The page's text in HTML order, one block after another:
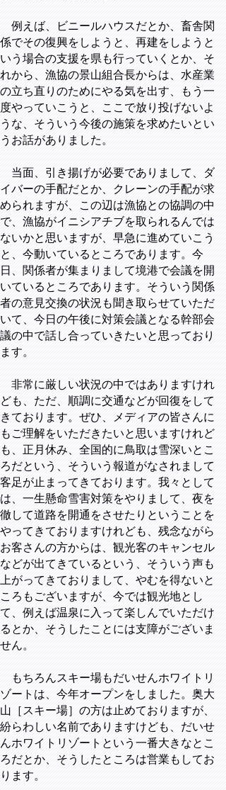
例えば、ビニールハウスだとか、畜舎関
係でその復興をしようと、再建をしようと
いう場合の支援を県も行っていくとか、そ
れから、漁協の景山組合長からは、水産業
の立ち直りのためにやる気を出す、もう一
度やっていこうと、ここで放り投げないよ
うな、そういう今後の施策を求めたいとい
うお話がありました。
当面、引き揚げが必要でありまして、ダ
イバーの手配だとか、クレーンの手配が求
められますが、この辺は漁協との協調の中
で、漁協がイニシアチブを取られるんでは
ないかと思いますが、早急に進めていこう
と、今動いているところであります。今
日、関係者が集まりまして境港で会議を開
いているところであります。そういう関係
者の意見交換の状況も聞き取らせていただ
いて、今日の午後に対策会議となる幹部会
議の中で話し合っていきたいと思っており
ます。
非常に厳しい状況の中ではありますけれ
ども、ただ、順調に交通などが回復をして
きております。ぜひ、メディアの皆さんに
もご理解をいただきたいと思いますけれど
も、正月休み、全国的に鳥取は雪深いとこ
ろだという、そういう報道がなされまして
客足が止まってきております。我々として
は、一生懸命雪害対策をやりまして、夜を
徹して道路を開通をさせたりということを
やってきておりますけれども、残念ながら
お客さんの方からは、観光客のキャンセル
などが出てきているという、そういう声も
上がってきておりまして、やむを得ないと
ころもございますが、今では観光地とし
て、例えば温泉に入って楽しんでいただけ
るとか、そうしたことには支障がございま
せん。
もちろんスキー場もだいせんホワイトリ
ゾートは、今年オープンをしました。奥大
山［スキー場］の方は止めておりますが、
紛らわしい名前でありますけども、だいせ
んホワイトリゾートという一番大きなとこ
ろだとか、そうしたところは営業もしてお
ります。